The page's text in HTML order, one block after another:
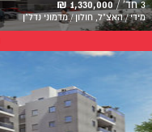
3 חד' / 1,330,000 ₪
מידי / האצ"ל, חולון / מדמוני נדל"ן